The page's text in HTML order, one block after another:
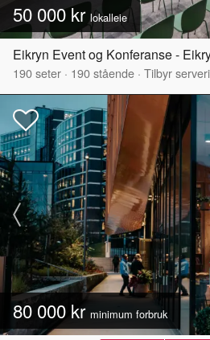
50 000 kr lokalleie
Eikryn Event og Konferanse -
190seter · 190stående · Tilbyr
80 000 kr minimum forbruk